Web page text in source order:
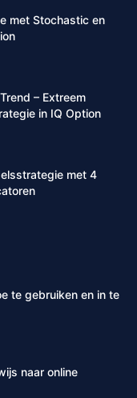
met Stochastic en
– Extreem
in IQ Option
met 4
te gebruiken en in te
naar online